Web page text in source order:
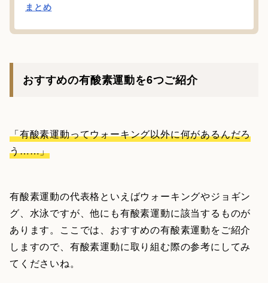
まとめ
おすすめの有酸素運動を6つご紹介
「有酸素運動ってウォーキング以外に何があるんだろ
う……」
有酸素運動の代表格といえばウォーキングやジョギン
グ、水泳ですが、他にも有酸素運動に該当するものが
あります。ここでは、おすすめの有酸素運動をご紹介
しますので、有酸素運動に取り組む際の参考にしてみ
てくださいね。